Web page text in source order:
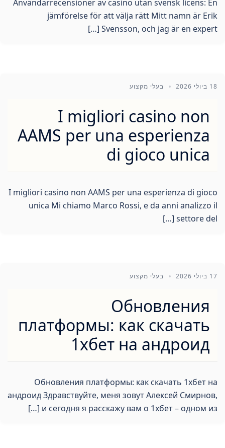
Användarrecensioner av casino utan svensk licens: En
jämförelse för att välja rätt Mitt namn är Erik
Svensson, och jag är en expert […]
18 ביולי 2026 בעלי מקצוע
I migliori casino non
AAMS per una esperienza
di gioco unica
I migliori casino non AAMS per una esperienza di gioco
unica Mi chiamo Marco Rossi, e da anni analizzo il
settore del […]
17 ביולי 2026 בעלי מקצוע
Обновления
платформы: как скачать
1хбет на андроид
Обновления платформы: как скачать 1хбет на
андроид Здравствуйте, меня зовут Алексей Смирнов,
и сегодня я расскажу вам о 1хбет – одном из […]